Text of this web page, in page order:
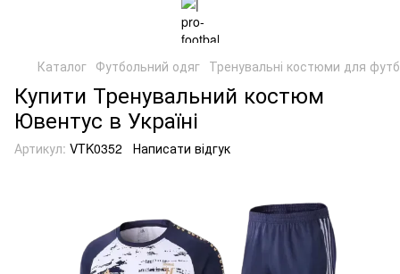
Каталог Футбольний одяг Тренувальні костюми для
Купити Тренувальний костюм
Ювентус в Україні
Артикул: VTK0352 Написати відгук